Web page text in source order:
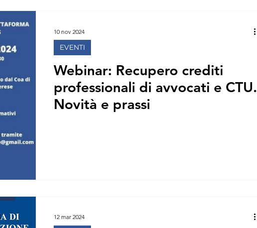
Webinar: Recupero crediti
professionali di avvocati e CTU.
Novità e prassi
EVENTI
10 nov 2024
12 mar 2024